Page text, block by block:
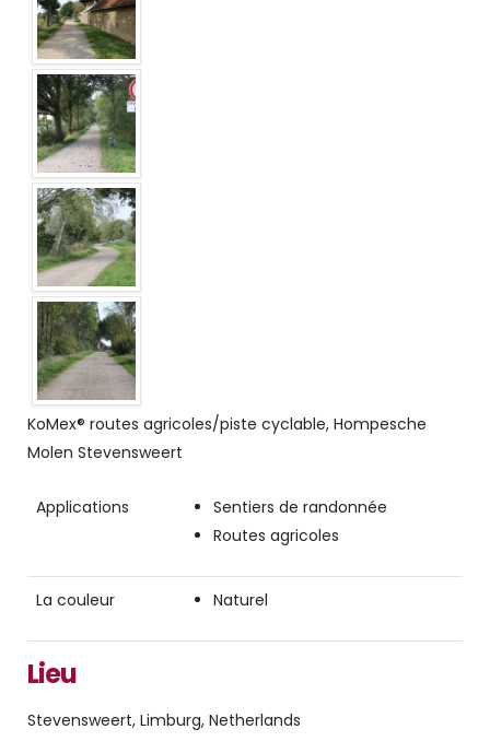
KoMex® routes agricoles/piste cyclable, Hompesche
Molen Stevensweert
Applications
Sentiers de randonnée
Routes agricoles
La couleur Naturel
Lieu
Stevensweert, Limburg, Netherlands